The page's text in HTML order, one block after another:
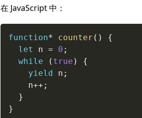
在 JavaScript 中：
function* counter ( )
{
let
n = 0 ;
while
( true )
{
yield n ;
    n
++ ;
}
}